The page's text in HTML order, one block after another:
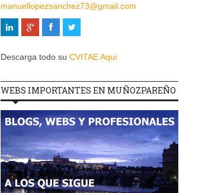
manuellopezsanchez73@gmail.com
Descarga todo su CVITAE Aquí
WEBS IMPORTANTES EN MUÑOZPAREÑO